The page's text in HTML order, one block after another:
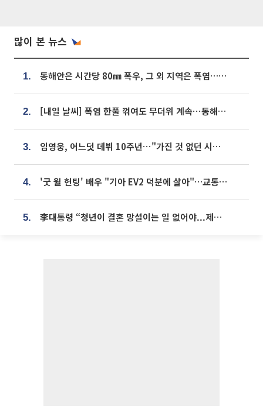
많이 본 뉴스
1. 동해안은 시간당 80㎜ 폭우, 그 외 지역은 폭염…‘극과 극 날씨’
2. [내일 날씨] 폭염 한풀 꺾여도 무더위 계속⋯동해안 이틀 연속 비
3. 임영웅, 어느덧 데뷔 10주년⋯"가진 것 없던 시절, 내 앞엔 20명의 팬뿐"
4. '굿 윌 헌팅' 배우 "기아 EV2 덕분에 살아"…교통사고 후 안전성 극찬
5. 李대통령 “청년이 결혼 망설이는 일 없어야...제도상 불이익 조사”